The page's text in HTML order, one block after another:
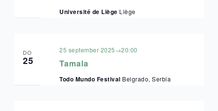
Université de Liège Liège
DO
25 Tamala
25 september 2025→20:00
Todo Mundo Festival Belgrado, Serbia